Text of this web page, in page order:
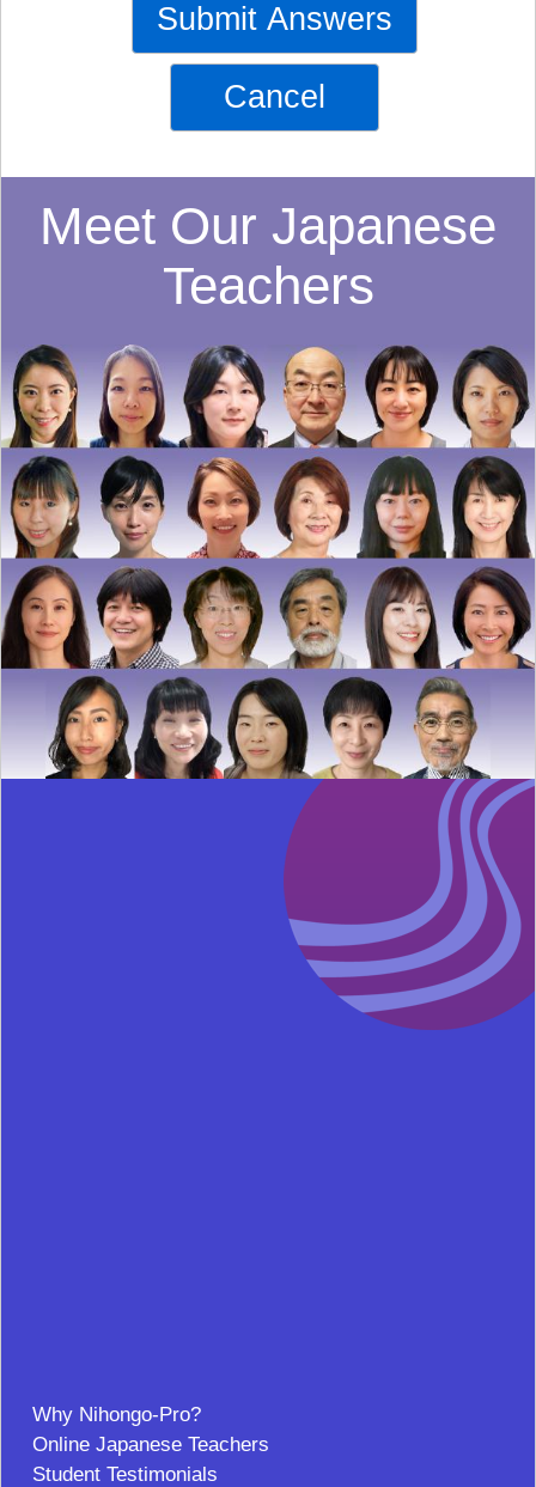
Submit Answers
Cancel
Meet Our Japanese
Teachers
Why Nihongo-Pro?
Online Japanese Teachers
Student Testimonials